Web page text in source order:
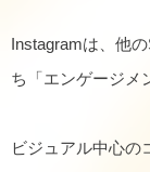
Instagramは、他
ち「エンゲージメ
ビジュアル中心の